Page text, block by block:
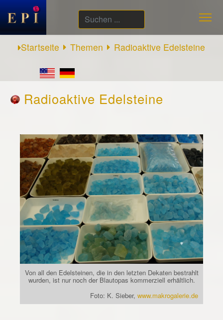
Suchen
...
Startseite
Themen Radioaktive Edelsteine
Radioaktive Edelsteine
Von all den Edelsteinen, die in den letzten Dekaten bestrahlt
wurden, ist nur noch der Blautopas kommerziell erhältlich.
Foto: K. Sieber, www.makrogalerie.de